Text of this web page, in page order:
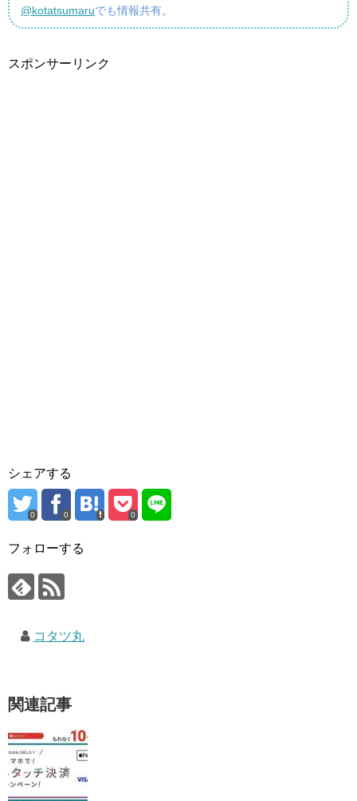
@kotatsumaruでも情報共有。
スポンサーリンク
シェアする
0 0 0
フォローする
コタツ丸
関連記事